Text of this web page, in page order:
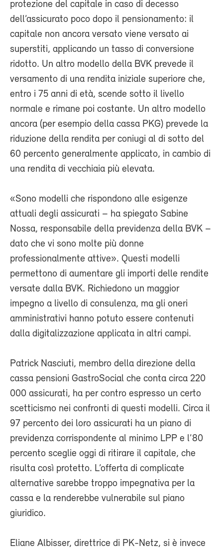
protezione del capitale in caso di decesso
dell’assicurato poco dopo il pensionamento: il
capitale non ancora versato viene versato ai
superstiti, applicando un tasso di conversione
ridotto. Un altro modello della BVK prevede il
versamento di una rendita iniziale superiore che,
entro i 75 anni di età, scende sotto il livello
normale e rimane poi costante. Un altro modello
ancora (per esempio della cassa PKG) prevede la
riduzione della rendita per coniugi al di sotto del
60 percento generalmente applicato, in cambio di
una rendita di vecchiaia più elevata.
«Sono modelli che rispondono alle esigenze
attuali degli assicurati – ha spiegato Sabine
Nossa, responsabile della previdenza della BVK –
dato che vi sono molte più donne
professionalmente attive». Questi modelli
permettono di aumentare gli importi delle rendite
versate dalla BVK. Richiedono un maggior
impegno a livello di consulenza, ma gli oneri
amministrativi hanno potuto essere contenuti
dalla digitalizzazione applicata in altri campi.
Patrick Nasciuti, membro della direzione della
cassa pensioni GastroSocial che conta circa 220
000 assicurati, ha per contro espresso un certo
scetticismo nei confronti di questi modelli. Circa il
97 percento dei loro assicurati ha un piano di
previdenza corrispondente al minimo LPP e l’80
percento sceglie oggi di ritirare il capitale, che
risulta così protetto. L’offerta di complicate
alternative sarebbe troppo impegnativa per la
cassa e la renderebbe vulnerabile sul piano
giuridico.
Eliane Albisser, direttrice di PK-Netz, si è invece